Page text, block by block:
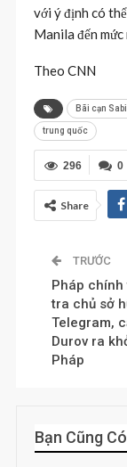
với ý định có
Manila đến mức
Theo CNN
Bãi cạn
trung quốc
0
296
Share
TRƯỚC
Pháp
tra chủ sở
Telegram,
Durov ra
Pháp
Bạn Cũng